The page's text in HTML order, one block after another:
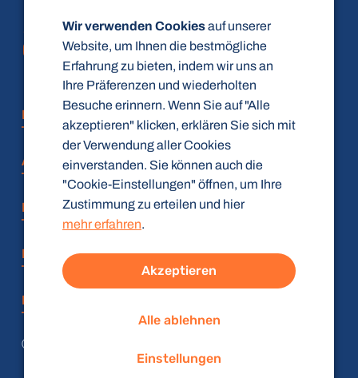
FAQ
AGB
Datenschutz
Impressum
Barrierefreiheitserklärung
© radiologie-weiterbildung.de (gbR)
Wir verwenden Cookiesauf unserer
Website, um Ihnen die bestmögliche
Erfahrung zu bieten, indem wir uns an
Ihre Präferenzen und wiederholten
Besuche erinnern. Wenn Sie auf "Alle
akzeptieren" klicken, erklären Sie sich mit
der Verwendung aller Cookies
einverstanden. Sie können auch die
"Cookie-Einstellungen" öffnen, um Ihre
Zustimmung zu erteilen und hier
mehr erfahren.
Akzeptieren
Alle ablehnen
Einstellungen